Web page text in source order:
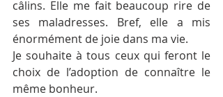
câlins. Elle me fait beaucoup rire de
ses maladresses. Bref, elle a mis
énormément de joie dans ma vie.
Je souhaite à tous ceux qui feront le
choix de l’adoption de connaître le
même bonheur.